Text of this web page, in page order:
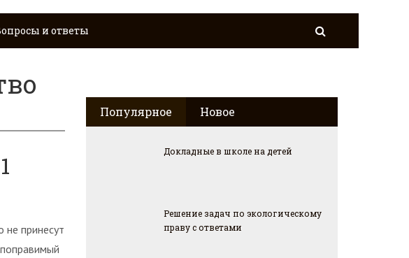
и ответы
принесут
Популярное Новое
Докладные в школе на детей
Решение задач по экологическому
праву с ответами